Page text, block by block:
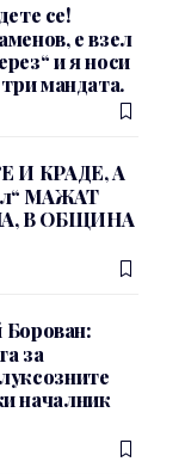
се!
е взел
и я носи
мандата.
И КРАДЕ, А
МАЖАТ
В ОБЩИНА
Борован:
за
началник